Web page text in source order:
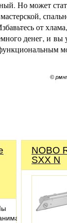
Но может
от
денег, и вы
©
NOBO
SXX N